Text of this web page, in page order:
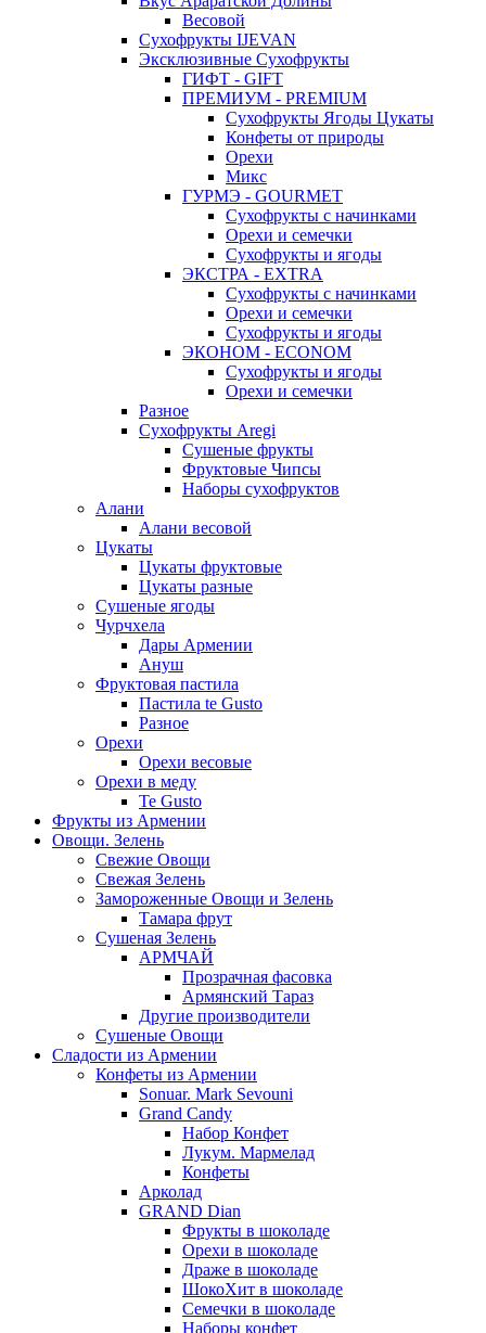
Весовой
Сухофрукты IJEVAN
Эксклюзивные Сухофрукты
ГИФТ - GIFT
ПРЕМИУМ - PREMIUM
Сухофрукты Ягоды Цукаты
Конфеты от природы
Орехи
Микс
ГУРМЭ - GOURMET
Сухофрукты с начинками
Орехи и семечки
Сухофрукты и ягоды
ЭКСТРА - EXTRA
Сухофрукты с начинками
Орехи и семечки
Сухофрукты и ягоды
ЭКОНОМ - ECONOM
Сухофрукты и ягоды
Орехи и семечки
Разное
Сухофрукты Aregi
Сушеные фрукты
Фруктовые Чипсы
Наборы сухофруктов
Алани
Алани весовой
Цукаты
Цукаты фруктовые
Цукаты разные
Сушеные ягоды
Чурчхела
Дары Армении
Ануш
Фруктовая пастила
Пастила te Gusto
Разное
Орехи
Орехи весовые
Орехи в меду
Te Gusto
Фрукты из Армении
Овощи. Зелень
Свежие Овощи
Свежая Зелень
Замороженные Овощи и Зелень
Тамара фрут
Сушеная Зелень
АРМЧАЙ
Прозрачная фасовка
Армянский Тараз
Другие производители
Сушеные Овощи
Сладости из Армении
Конфеты из Армении
Sonuar. Mark Sevouni
Grand Candy
Набор Конфет
Лукум. Мармелад
Конфеты
Арколад
GRAND Dian
Фрукты в шоколаде
Орехи в шоколаде
Драже в шоколаде
ШокоХит в шоколаде
Семечки в шоколаде
Наборы конфет